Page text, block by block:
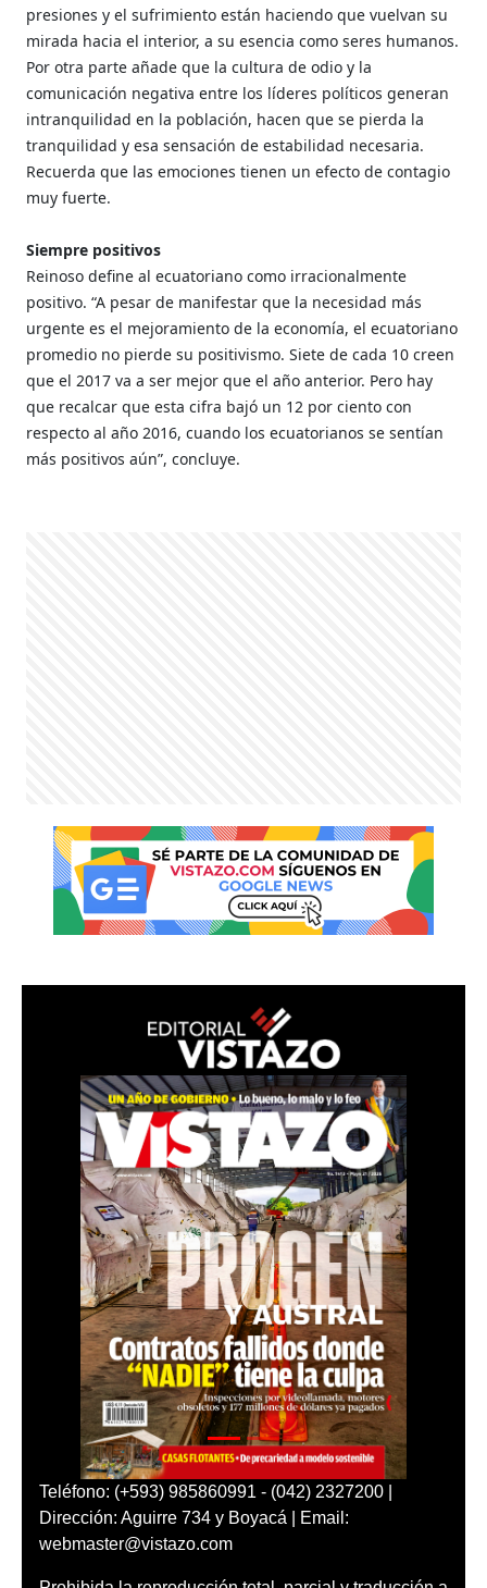
presiones y el sufrimiento están haciendo que vuelvan su
mirada hacia el interior, a su esencia como seres humanos.
Por otra parte añade que la cultura de odio y la
comunicación negativa entre los líderes políticos generan
intranquilidad en la población, hacen que se pierda la
tranquilidad y esa sensación de estabilidad necesaria.
Recuerda que las emociones tienen un efecto de contagio
muy fuerte.
Siempre positivos
Reinoso define al ecuatoriano como irracionalmente
positivo. “A pesar de manifestar que la necesidad más
urgente es el mejoramiento de la economía, el ecuatoriano
promedio no pierde su positivismo. Siete de cada 10 creen
que el 2017 va a ser mejor que el año anterior. Pero hay
que recalcar que esta cifra bajó un 12 por ciento con
respecto al año 2016, cuando los ecuatorianos se sentían
más positivos aún”, concluye.
Teléfono: (+593) 985860991 - (042) 2327200 |
Dirección: Aguirre 734 y Boyacá | Email:
webmaster@vistazo.com